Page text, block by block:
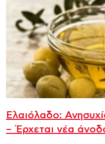
Ελαιόλαδο:
– Έρχεται νέα